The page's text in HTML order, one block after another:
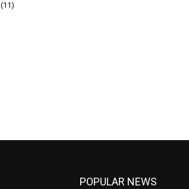
(11)
POPULAR NEWS